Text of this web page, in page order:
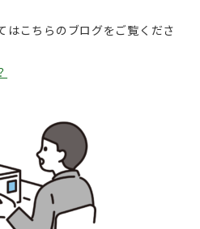
はこちらのブログをご覧くださ